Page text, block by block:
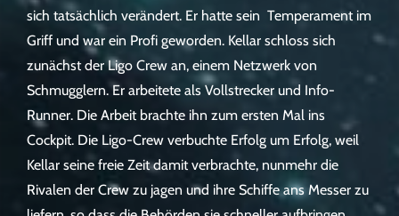
sich tatsächlich verändert. Er hatte sein Temperament im
Griff und war ein Profi geworden. Kellar schloss sich
zunächst der Ligo Crew an, einem Netzwerk von
Schmugglern. Er arbeitete als Vollstrecker und Info-
Runner. Die Arbeit brachte ihn zum ersten Mal ins
Cockpit. Die Ligo-Crew verbuchte Erfolg um Erfolg, weil
Kellar seine freie Zeit damit verbrachte, nunmehr die
Rivalen der Crew zu jagen und ihre Schiffe ans Messer zu